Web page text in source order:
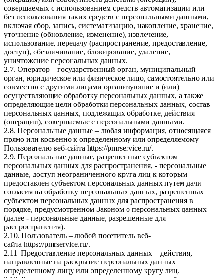
совершаемых с использованием средств автоматизации или
без использования таких средств с персональными данными,
включая сбор, запись, систематизацию, накопление, хранение,
уточнение (обновление, изменение), извлечение,
использование, передачу (распространение, предоставление,
доступ), обезличивание, блокирование, удаление,
уничтожение персональных данных.
2.7. Оператор – государственный орган, муниципальный
орган, юридическое или физическое лицо, самостоятельно или
совместно с другими лицами организующие и (или)
осуществляющие обработку персональных данных, а также
определяющие цели обработки персональных данных, состав
персональных данных, подлежащих обработке, действия
(операции), совершаемые с персональными данными.
2.8. Персональные данные – любая информация, относящаяся
прямо или косвенно к определенному или определяемому
Пользователю веб-сайта https://pmrservice.ru/.
2.9. Персональные данные, разрешенные субъектом
персональных данных для распространения, - персональные
данные, доступ неограниченного круга лиц к которым
предоставлен субъектом персональных данных путем дачи
согласия на обработку персональных данных, разрешенных
субъектом персональных данных для распространения в
порядке, предусмотренном Законом о персональных данных
(далее - персональные данные, разрешенные для
распространения).
2.10. Пользователь – любой посетитель веб-
сайта https://pmrservice.ru/.
2.11. Предоставление персональных данных – действия,
направленные на раскрытие персональных данных
определенному лицу или определенному кругу лиц.